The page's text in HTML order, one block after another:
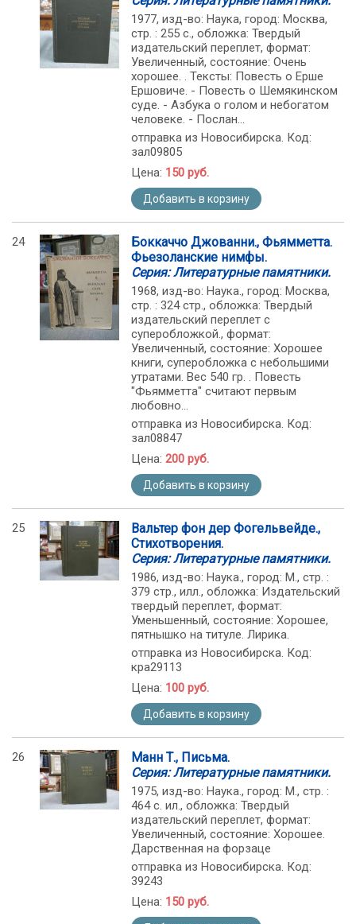
1977, изд-во: Наука, город: Москва,
стр. : 255 с., обложка: Твердый
издательский переплет, формат:
Увеличенный, состояние: Очень
хорошее. . Тексты: Повесть о Ерше
Ершовиче. - Повесть о Шемякинском
суде. - Азбука о голом и небогатом
человеке. - Послан...
отправка из Новосибирска. Код:
зал09805
Цена: 150 руб.
Добавить в корзину
24
Боккаччо Джованни., Фьямметта.
Фьезоланские нимфы.
Серия: Литературные памятники.
1968, изд-во: Наука., город: Москва,
стр. : 324 стр., обложка: Твердый
издательский переплет с
суперобложкой., формат:
Увеличенный, состояние: Хорошее
книги, суперобложка с небольшими
утратами. Вес 540 гр. . Повесть
"Фьямметта" считают первым
любовно...
отправка из Новосибирска. Код:
зал08847
Цена: 200 руб.
Добавить в корзину
25
Вальтер фон дер Фогельвейде.,
Стихотворения.
Серия: Литературные памятники.
1986, изд-во: Наука., город: М., стр. :
379 стр., илл., обложка: Издательский
твердый переплет, формат:
Уменьшенный, состояние: Хорошее,
пятнышко на титуле. Лирика.
отправка из Новосибирска. Код:
кра29113
Цена: 100 руб.
Добавить в корзину
26
Манн Т., Письма.
Серия: Литературные памятники.
1975, изд-во: Наука., город: М., стр. :
464 с. ил., обложка: Твердый
издательский переплет, формат:
Увеличенный, состояние: Хорошее.
Дарственная на форзаце
отправка из Новосибирска. Код:
39243
Цена: 150 руб.